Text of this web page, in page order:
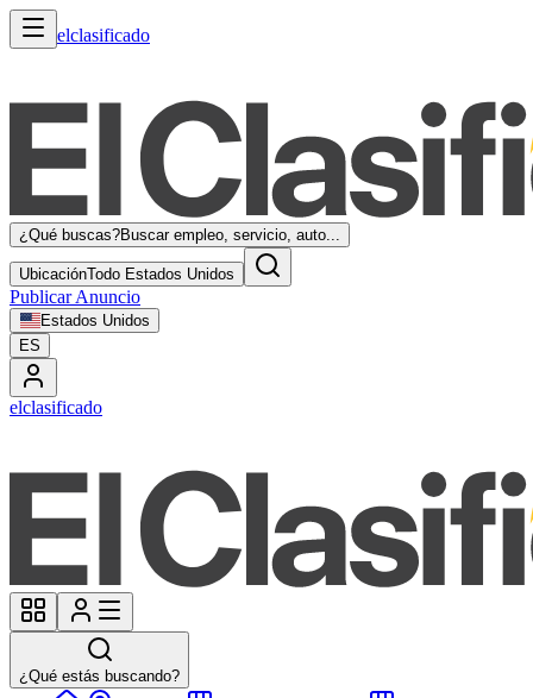
elclasificado
¿Qué buscas?Buscar empleo, servicio, auto...
UbicaciónTodo Estados Unidos
Publicar Anuncio
Estados Unidos
ES
elclasificado
¿Qué estás buscando?